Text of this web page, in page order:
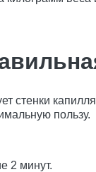
стенки
пользу.
2 минут.